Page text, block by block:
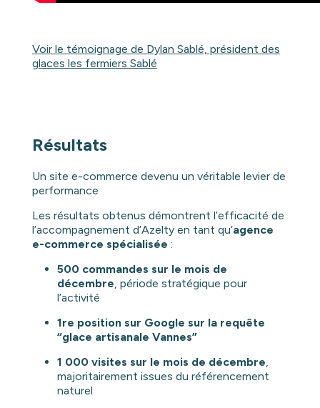
Voir le témoignage de Dylan Sablé, président des
glaces les fermiers Sablé
Résultats
Un site e-commerce devenu un véritable levier de
performance
Les résultats obtenus démontrent l’efficacité de
l’accompagnement d’Azelty en tant qu’agence
e-commerce spécialisée :
500 commandes sur le mois de
décembre, période stratégique pour
l’activité
1re position sur Google sur la requête
“glace artisanale Vannes”
1 000 visites sur le mois de décembre,
majoritairement issues du référencement
naturel